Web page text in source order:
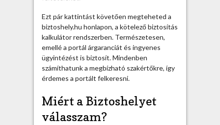
t
o
r
:
M
i
é
f
o
Ezt pár kattintást követően megteheted a
biztoshely.hu honlapon, a kötelező biztosítás
kalkulátor rendszerben. Természetesen,
emellé a portál árgaranciát és ingyenes
ügyintézést is biztosít. Mindenben
számíthatunk a megbízható szakértőkre, így
érdemes a portált felkeresni.
Miért a Biztoshelyet
válasszam?